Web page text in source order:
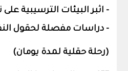
- اثبر البيئات الترسيبية على
- دراسات مفصلة لحقول
)رحلة حقلية لمدة يومان(